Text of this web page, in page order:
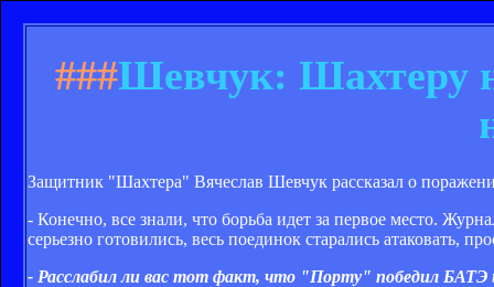
###Шевчук: Шахтеру
Защитник "Шахтера" Вячеслав Шевчук рассказал о
- Конечно, все знали, что борьба идет за первое место.
серьезно готовились, весь поединок старались атаковать,
- Расслабил ли вас тот факт, что "Порту" победил